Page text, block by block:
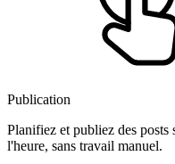
Publication
Planifiez et publiez des
l'heure, sans travail manuel.